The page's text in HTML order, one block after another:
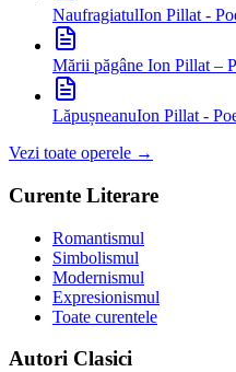
NaufragiatulIon Pillat -
Mării păgâne Ion Pillat –
LăpușneanuIon Pillat -
Vezi toate operele →
Curente Literare
Romantismul
Simbolismul
Modernismul
Expresionismul
Toate curentele
Autori Clasici